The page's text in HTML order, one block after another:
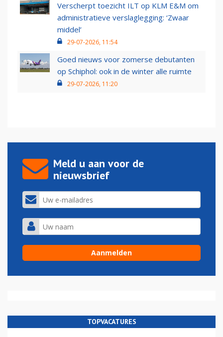
Verscherpt toezicht ILT op KLM E&M om
administratieve verslaglegging: ‘Zwaar
middel’
29-07-2026, 11:54
Goed nieuws voor zomerse debutanten
op Schiphol: ook in de winter alle ruimte
29-07-2026, 11:20
Meld u aan voor de
nieuwsbrief
TOPVACATURES